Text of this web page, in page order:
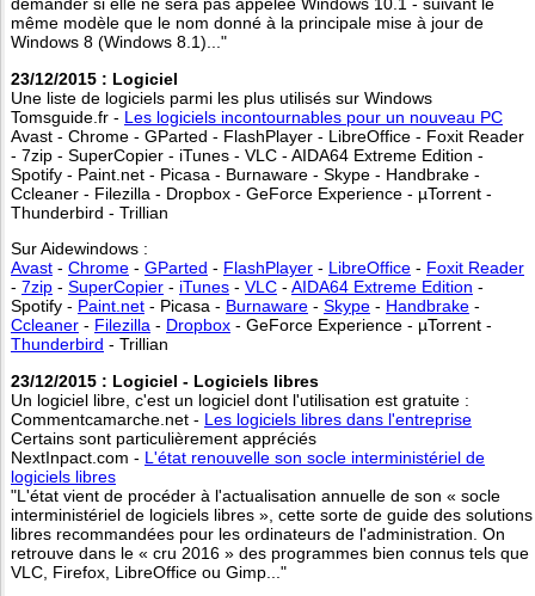
demander si elle ne sera pas appelée Windows 10.1 - suivant le
même modèle que le nom donné à la principale mise à jour de
Windows 8 (Windows 8.1)..."
23/12/2015 : Logiciel
Une liste de logiciels parmi les plus utilisés sur Windows
Tomsguide.fr - Les logiciels incontournables pour un nouveau PC
Avast - Chrome - GParted - FlashPlayer - LibreOffice - Foxit Reader
- 7zip - SuperCopier - iTunes - VLC - AIDA64 Extreme Edition -
Spotify - Paint.net - Picasa - Burnaware - Skype - Handbrake -
Ccleaner - Filezilla - Dropbox - GeForce Experience - µTorrent -
Thunderbird - Trillian
Sur Aidewindows :
Avast - Chrome - GParted - FlashPlayer - LibreOffice - Foxit Reader
- 7zip - SuperCopier - iTunes - VLC - AIDA64 Extreme Edition -
Spotify - Paint.net - Picasa - Burnaware - Skype - Handbrake -
Ccleaner - Filezilla - Dropbox - GeForce Experience - µTorrent -
Thunderbird - Trillian
23/12/2015 : Logiciel - Logiciels libres
Un logiciel libre, c'est un logiciel dont l'utilisation est gratuite :
Commentcamarche.net - Les logiciels libres dans l'entreprise
Certains sont particulièrement appréciés
NextInpact.com - L'état renouvelle son socle interministériel de
logiciels libres
"L'état vient de procéder à l'actualisation annuelle de son « socle
interministériel de logiciels libres », cette sorte de guide des solutions
libres recommandées pour les ordinateurs de l'administration. On
retrouve dans le « cru 2016 » des programmes bien connus tels que
VLC, Firefox, LibreOffice ou Gimp..."